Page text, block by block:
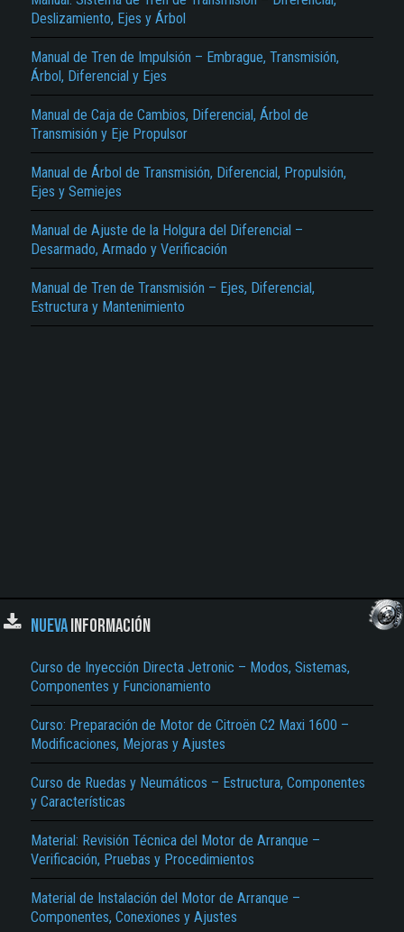
Deslizamiento, Ejes y Árbol
Manual de Tren de Impulsión – Embrague, Transmisión,
Árbol, Diferencial y Ejes
Manual de Caja de Cambios, Diferencial, Árbol de
Transmisión y Eje Propulsor
Manual de Árbol de Transmisión, Diferencial, Propulsión,
Ejes y Semiejes
Manual de Ajuste de la Holgura del Diferencial –
Desarmado, Armado y Verificación
Manual de Tren de Transmisión – Ejes, Diferencial,
Estructura y Mantenimiento
NUEVAINFORMACIÓN
Curso de Inyección Directa Jetronic – Modos, Sistemas,
Componentes y Funcionamiento
Curso: Preparación de Motor de Citroën C2 Maxi 1600 –
Modificaciones, Mejoras y Ajustes
Curso de Ruedas y Neumáticos – Estructura, Componentes
y Características
Material: Revisión Técnica del Motor de Arranque –
Verificación, Pruebas y Procedimientos
Material de Instalación del Motor de Arranque –
Componentes, Conexiones y Ajustes
Texto o Imagen de portada son erróneos.
No carga o no se visualiza el contenido.
Reportar otro tipo de error...